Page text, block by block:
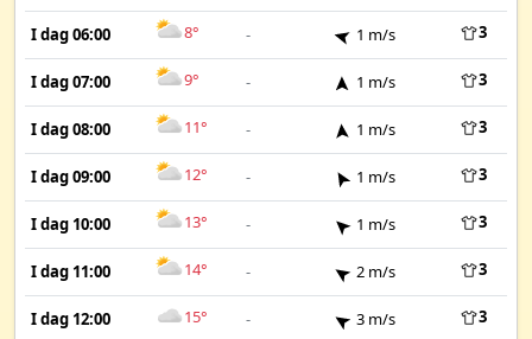
I dag 06:00 8° - 1 m/s 3
I dag 07:00 9° - 1 m/s 3
I dag 08:00 11° - 1 m/s 3
I dag 09:00 12° - 1 m/s 3
I dag 10:00 13° - 1 m/s 3
I dag 11:00 14° - 2 m/s 3
I dag 12:00 15° - 3 m/s 3